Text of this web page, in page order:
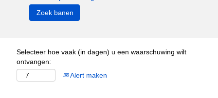
Selecteer hoe vaak (in dagen) u een waarschuwing wilt
ontvangen:
Alert maken